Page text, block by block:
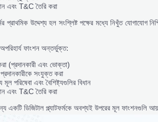
এবং T&C তৈরি করা
প্রাথমিক উদ্দেশ্য হল সংশ্লিষ্ট পক্ষের মধ্যে নিখুঁত যোগাযোগ
ফাংশন অন্তর্ভুক্ত:
(প্রদানকারী এবং ভোক্তা)
সংযুক্ত করা
পরিষেবা এবং বৈশিষ্ট্যগুলির বিধান
এবং T&C তৈরি করা
একটি ডিজিটাল প্ল্যাটফর্মকে অবশ্যই উপরের মূল ফাংশনগুলি